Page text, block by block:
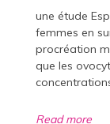
une étude
femmes en
procréation
que les
Read more